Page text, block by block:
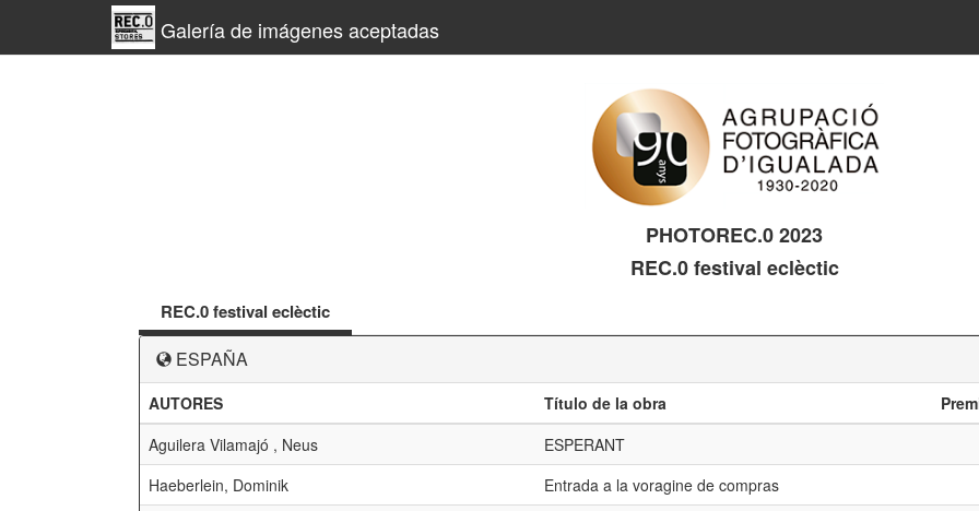
Galería de imágenes aceptadas
PHOTOREC.0 2023
REC.0 festival eclèctic
REC.0 festival eclèctic
ESPAÑA
AUTORES Título de la obra
Aguilera Vilamajó , Neus
ESPERANT
Haeberlein, Dominik
Entrada a la voragine de compras